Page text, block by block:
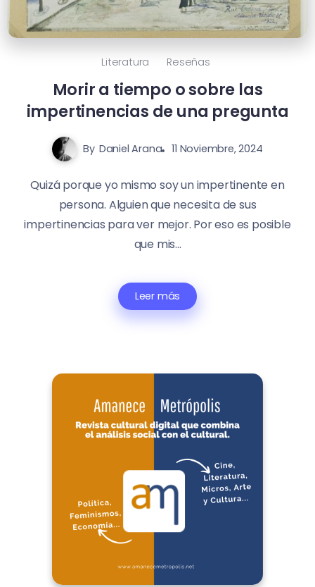
Literatura Reseñas
Morir a tiempo o sobre las
impertinencias de una pregunta
By Daniel Arana 11 Noviembre, 2024
Quizá porque yo mismo soy un impertinente en
persona. Alguien que necesita de sus
impertinencias para ver mejor. Por eso es posible
que mis...
Leer más